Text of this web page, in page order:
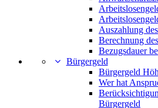
Auszahlung
Berechnung
Bezugsdauer
Bürgergeld
Bürgergeld
Wer hat
Bürgergeld